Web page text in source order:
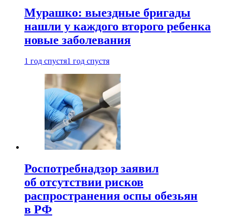
Мурашко: выездные бригады
нашли у каждого второго ребенка
новые заболевания
1 год спустя1 год спустя
Роспотребнадзор заявил
об отсутствии рисков
распространения оспы обезьян
в РФ